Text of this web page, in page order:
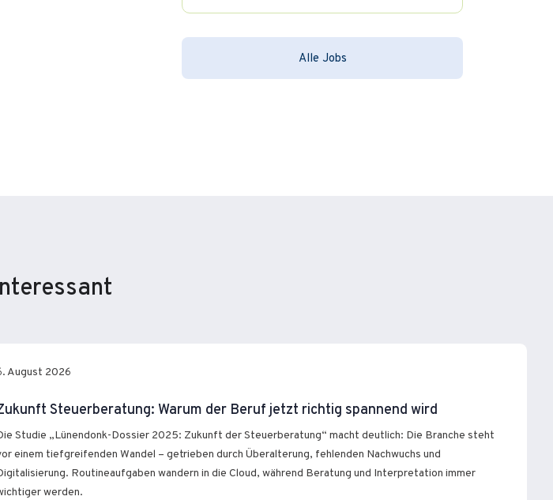
Alle Jobs
August 2026
Steuerberatung: Warum der Beruf jetzt richtig spannend wird
Studie „Lünendonk-Dossier 2025: Zukunft der Steuerberatung“ macht deutlich: Die Branche steht
einem tiefgreifenden Wandel – getrieben durch Überalterung, fehlenden Nachwuchs und
Routineaufgaben wandern in die Cloud, während Beratung und Interpretation immer
werden.